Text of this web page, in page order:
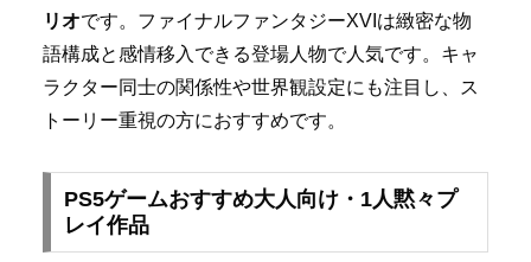
リオです。ファイナルファンタジーXVIは緻密な物
語構成と感情移入できる登場人物で人気です。キャ
ラクター同士の関係性や世界観設定にも注目し、ス
トーリー重視の方におすすめです。
PS5ゲームおすすめ大人向け・1人黙々プ
レイ作品